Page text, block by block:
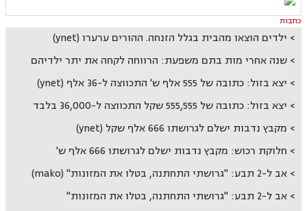
כתבות
ילדים הוצאו מהבית בגלל הזנחה. ההורים ערערו (ynet)
שנה אחרי מות בתם משפעת: הרווחה לקחה את יתר ילדיהם
יצא בזול: כתובה של 555 אלף ש' התכווצה ל-36 אלף (ynet)
יצא בזול: כתובה של 555,555 שקל התכווצה ל-36,000 בלבד
מקבץ נדבות ישלם לגרושתו 666 אלף שקל (ynet)
חלוקת רכוש: מקבץ נדבות ישלם לגרושתו 666 אלף ש'
אב ל-2 תבע: "גרושתי התחתנה, בטלו את המזונות" (mako)
אב ל-2 תבע: "גרושתי התחתנה, בטלו את המזונות"